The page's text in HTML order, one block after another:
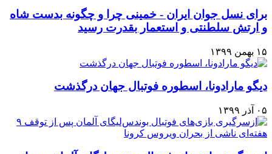
برای نسل جوان ایران - خمینی چرا و چگونه بدست شاه
و ارتش سلطنتی و استعمار بقدرت رسید
۱۵ بهمن ۱۳۹۹
دیگو مارادونا، اسطوره فوتبال جهان درگذشت
۰۵ آذر ۱۳۹۹